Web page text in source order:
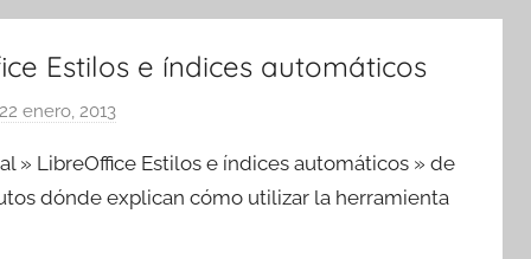
s
Estilos e índices automáticos
22 enero, 2013
r
T
» LibreOffice Estilos e índices automáticos » de
dónde explican cómo utilizar la herramienta